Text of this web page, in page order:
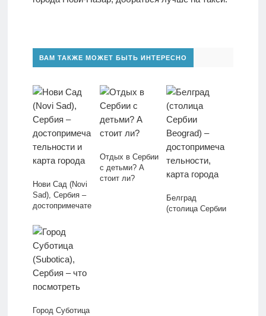
ВАМ ТАКЖЕ МОЖЕТ БЫТЬ ИНТЕРЕСНО
Нови Сад (Novi
Sad), Сербия –
достопримечате
города
Отдых в Сербии
с детьми? А
стоит ли?
Белград
(столица Сербии
Город Суботица